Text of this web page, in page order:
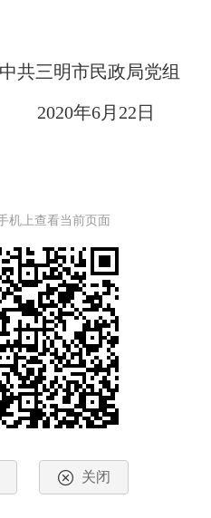
中共三明市民政局党组
20年6月 22 日
机上查看当前页面
关闭